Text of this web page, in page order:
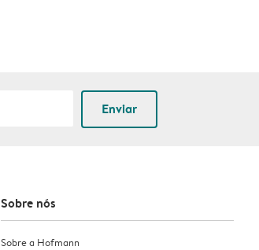
Enviar
Sobre nós
Sobre a Hofmann